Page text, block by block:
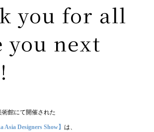
you for all
you next
術館にて開催された
Asia Designers Show】は、